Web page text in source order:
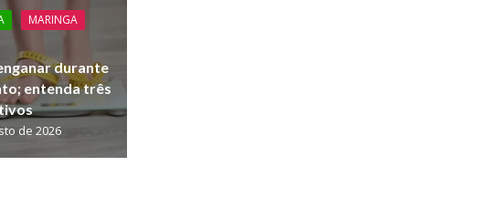
MARINGA
durante
entenda três
de 2026